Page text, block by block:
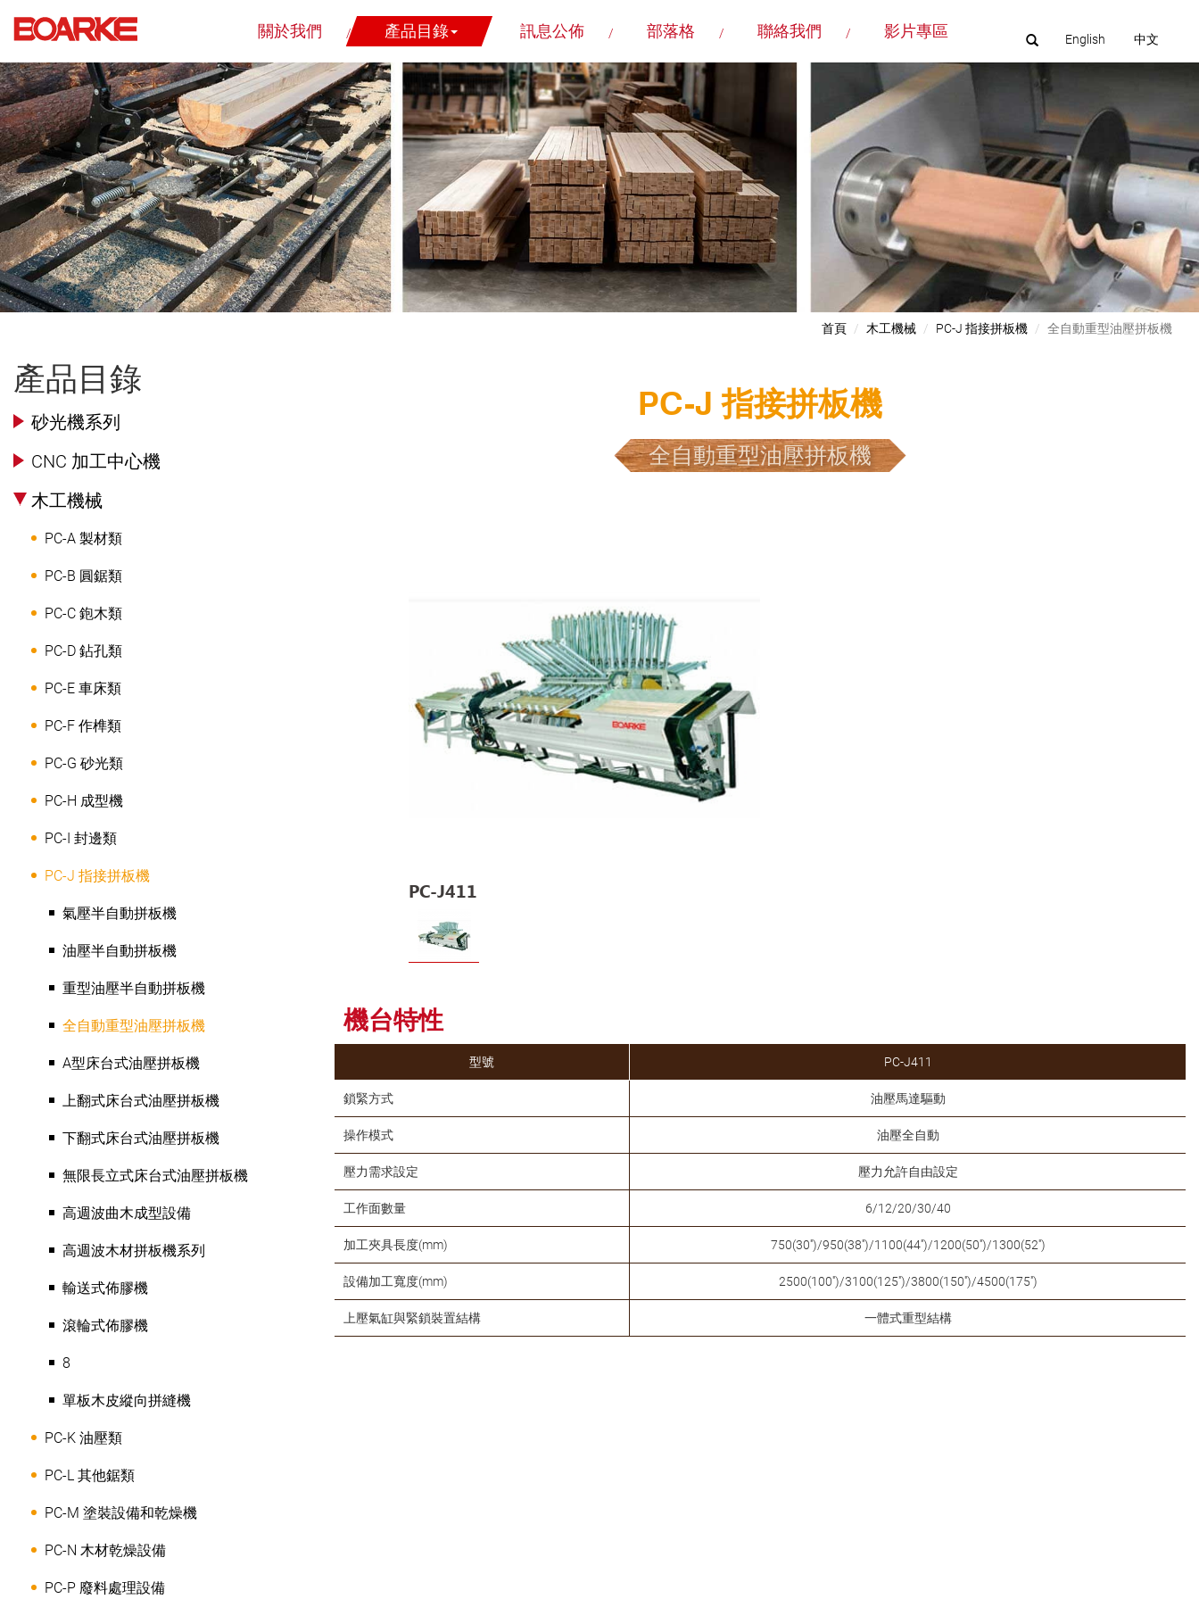
English 中文
關於我們 產品目錄 訊息公佈 部落格 聯絡我們 影片專區
產品目錄
砂光機系列
CNC 加工中心機
木工機械
PC-A 製材類
PC-B 圓鋸類
PC-C 鉋木類
PC-D 鉆孔類
PC-E 車床類
PC-F 作榫類
PC-G 砂光類
PC-H 成型機
PC-I 封邊類
PC-J 指接拼板機
氣壓半自動拼板機
油壓半自動拼板機
重型油壓半自動拼板機
全自動重型油壓拼板機
A型床台式油壓拼板機
上翻式床台式油壓拼板機
下翻式床台式油壓拼板機
無限長立式床台式油壓拼板機
高週波曲木成型設備
高週波木材拼板機系列
輸送式佈膠機
滾輪式佈膠機
8
單板木皮縱向拼縫機
PC-K 油壓類
PC-L 其他鋸類
PC-M 塗裝設備和乾燥機
PC-N 木材乾燥設備
PC-P 廢料處理設備
首頁 木工機械 PC-J 指接拼板機 全自動重型油壓拼板機
PC-J 指接拼板機
全自動重型油壓拼板機
PC-J411
機台特性
型號 PC-J411
鎖緊方式 油壓馬達驅動
操作模式 油壓全自動
壓力需求設定 壓力允許自由設定
工作面數量 6/12/20/30/40
加工夾具長度(mm) 750(30'')/950(38'')/1100(44'')/1200(50'')/1300(52'')
設備加工寬度(mm) 2500(100'')/3100(125'')/3800(150'')/4500(175'')
上壓氣缸與緊鎖裝置結構 一體式重型結構